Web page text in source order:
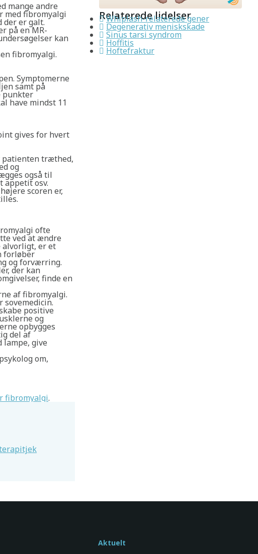
mange andre
med fibromyalgi
der er galt.
på en MR-
kan
fibromyalgi.
Symptomerne
samt på
punkter
have mindst 11
gives for hvert
patienten træthed,
og
også til
appetit osv.
scoren er,
ofte
ved at ændre
alvorligt, er et
forløber
og forværring.
der kan
finde en
af fibromyalgi.
positive
og
opbygges
del af
lampe, give
om,
fibromyalgi.
Relaterede lidelser
Whiplash-relaterede gener
Degenerativ meniskskade
Sinus tarsi syndrom
Hoffitis
Hoftefraktur
Aktuelt